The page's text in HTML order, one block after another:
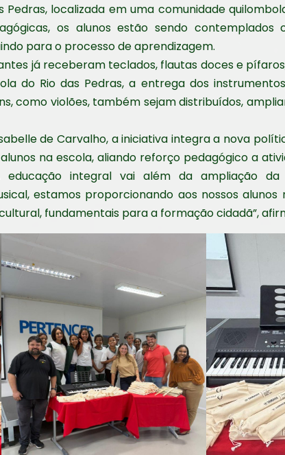
Pedras, localizada em uma comunidade
os alunos estão sendo contemplados
para o processo de aprendizagem.
já receberam teclados, flautas doces e
do Rio das Pedras, a entrega dos
como violões, também sejam distribuídos,
de Carvalho, a iniciativa integra a nova
na escola, aliando reforço pedagógico a
educação integral vai além da ampliação
estamos proporcionando aos nossos alunos
fundamentais para a formação cidadã”,